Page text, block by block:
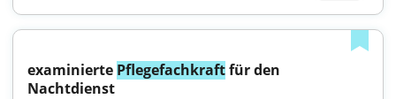
examinierte Pflegefachkraft für den
Nachtdienst